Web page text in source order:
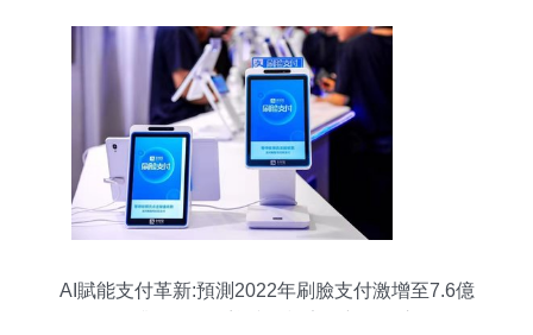
AI賦能支付革新:預測2022年刷臉支付激增至7.6億